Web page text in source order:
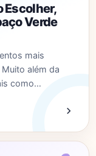
Escolher,
Verde
mais
além da
como…